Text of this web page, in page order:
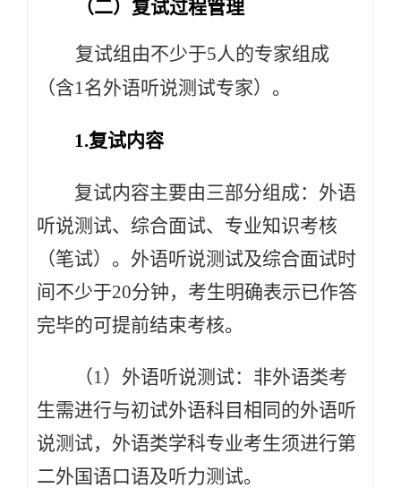
（二）复试过程管理
复试组由不少于5人的专家组成
（含1名外语听说测试专家）。
1.复试内容
复试内容主要由三部分组成：外语
听说测试、综合面试、专业知识考核
（笔试）。外语听说测试及综合面试时
间不少于20分钟，考生明确表示已作答
完毕的可提前结束考核。
（1）外语听说测试：非外语类考
生需进行与初试外语科目相同的外语听
说测试，外语类学科专业考生须进行第
二外国语口语及听力测试。